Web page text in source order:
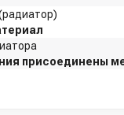
присоединены